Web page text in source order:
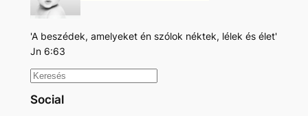
'A beszédek, amelyeket én szólok néktek, lélek és élet'
Jn 6:63
K
e
Social